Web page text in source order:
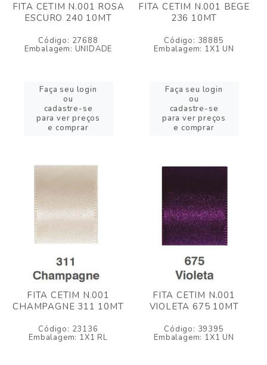
FITA CETIM N.001 ROSA
ESCURO 240 10MT
Código: 27688
Embalagem: UNIDADE
Faça seu login
ou
cadastre-se
para ver preços
e comprar
FITA CETIM N.001 BEGE
236 10MT
Código: 38885
Embalagem: 1X1 UN
Faça seu login
ou
cadastre-se
para ver preços
e comprar
FITA CETIM N.001
CHAMPAGNE 311 10MT
Código: 23136
Embalagem: 1X1 RL
FITA CETIM N.001
VIOLETA 675 10MT
Código: 39395
Embalagem: 1X1 UN